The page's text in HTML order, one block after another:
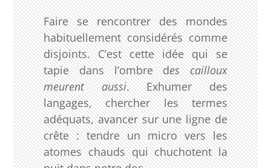
Faire se rencontrer des mondes
habituellement considérés comme
disjoints. C’est cette idée qui se
tapie dans l’ombre des cailloux
meurent aussi. Exhumer des
langages, chercher les termes
adéquats, avancer sur une ligne de
crête : tendre un micro vers les
atomes chauds qui chuchotent la